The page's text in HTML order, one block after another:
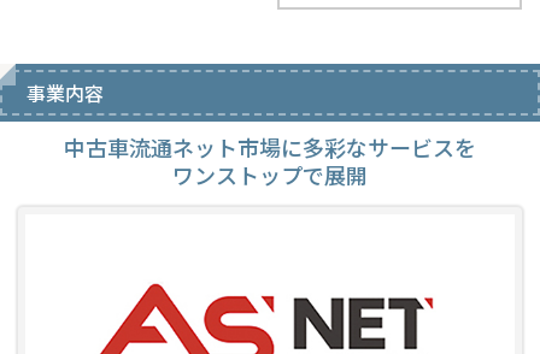
事業内容
中古車流通ネット市場に多彩なサービスを
ワンストップで展開